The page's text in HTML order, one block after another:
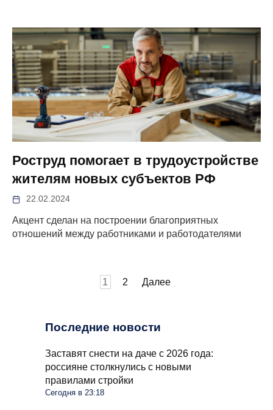
Роструд помогает в трудоустройстве
жителям новых субъектов РФ
22.02.2024
Акцент сделан на построении благоприятных
отношений между работниками и работодателями
1 2 Далее
Последние новости
Заставят снести на даче с 2026 года:
россияне столкнулись с новыми
правилами стройки
Сегодня в 23:18